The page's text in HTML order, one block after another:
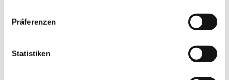
Präferenzen
Statistiken